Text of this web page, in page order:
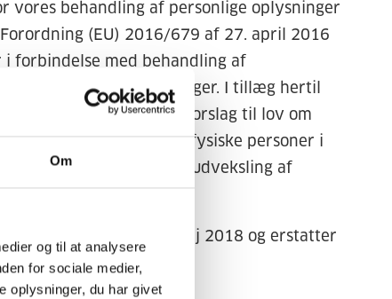
Om
og til at analysere
for sociale medier,
oplysninger, du har givet
vores behandling af personlige oplysninger
(EU) 2016/679 af 27. april 2016
forbindelse med behandling af
af sådanne oplysninger. I tillæg hertil
på baggrund af forslag til lov om
om beskyttelse af fysiske personer i
og om fri udveksling af
træder i kraft 25. maj 2018 og erstatter